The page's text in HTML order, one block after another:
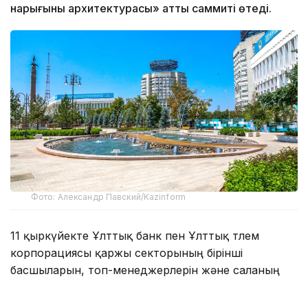
нарығының архитектурасы» атты саммиті өтеді.
Фото: Александр Павский/Kazinform
11 қыркүйекте Ұлттық банк пен Ұлттық төлем
корпорациясы қаржы секторының бірінші
басшыларын, топ-менеджерлерін және саланың